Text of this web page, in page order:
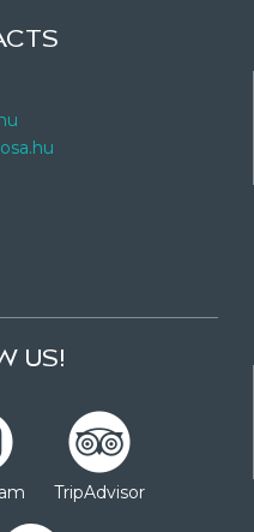
US!
TripAdvisor